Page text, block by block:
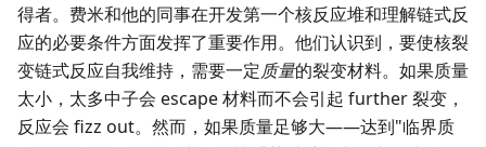
得者。费米和他的同事在开发第一个核反应堆和理解链式反
应的必要条件方面发挥了重要作用。他们认识到，要使核裂
变链式反应自我维持，需要一定质量的裂变材料。如果质量
太小，太多中子会 escape 材料而不会引起 further 裂变，
反应会 fizz out。然而，如果质量足够大——达到"临界质